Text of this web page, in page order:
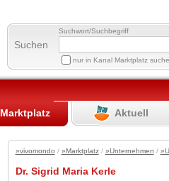
Suchen
Suchwort/Suchbegriff
nur in Kanal Marktplatz
Marktplatz Aktuell
»vivomondo / »Marktplatz/ »Unternehmen /
Dr. Sigrid Maria Kerle